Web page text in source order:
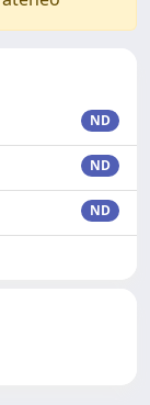
ND
ND
ND